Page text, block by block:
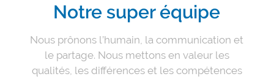
Notre super équipe
Nous prônons l’humain, la communication et
le partage. Nous mettons en valeur les
qualités, les différences et les compétences